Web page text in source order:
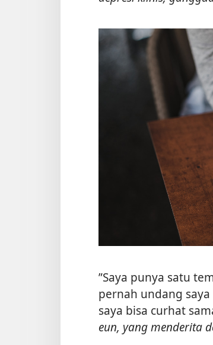
”Saya punya satu
pernah undang
saya bisa curhat
eun, yang menderita